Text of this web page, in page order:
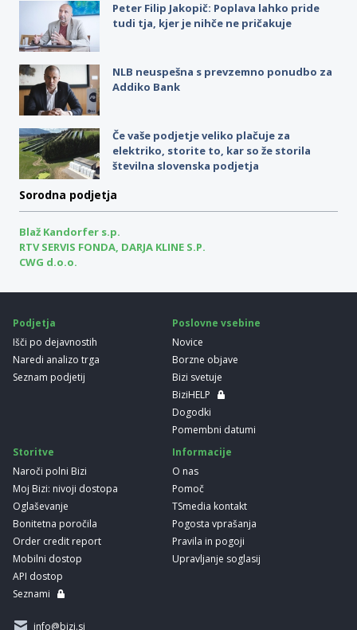
Peter Filip Jakopič: Poplava lahko pride
tudi tja, kjer je nihče ne pričakuje
NLB neuspešna s prevzemno ponudbo za
Addiko Bank
Če vaše podjetje veliko plačuje za
elektriko, storite to, kar so že storila
številna slovenska podjetja
Sorodna podjetja
Blaž Kandorfer s.p.
RTV SERVIS FONDA, DARJA KLINE S.P.
CWG d.o.o.
Podjetja
Išči po dejavnostih
Naredi analizo trga
Seznam podjetij
Poslovne vsebine
Novice
Borzne objave
Bizi svetuje
BiziHELP
Dogodki
Pomembni datumi
Storitve
Naroči polni Bizi
Moj Bizi: nivoji dostopa
Oglaševanje
Bonitetna poročila
Order credit report
Mobilni dostop
API dostop
Seznami
Informacije
O nas
Pomoč
TSmedia kontakt
Pogosta vprašanja
Pravila in pogoji
Upravljanje soglasij
info@bizi.si